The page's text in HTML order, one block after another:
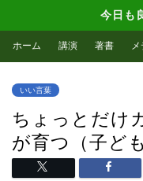
今日も
ホーム 講演 著書
いい言葉
ちょっとだけ
が育つ（子ど